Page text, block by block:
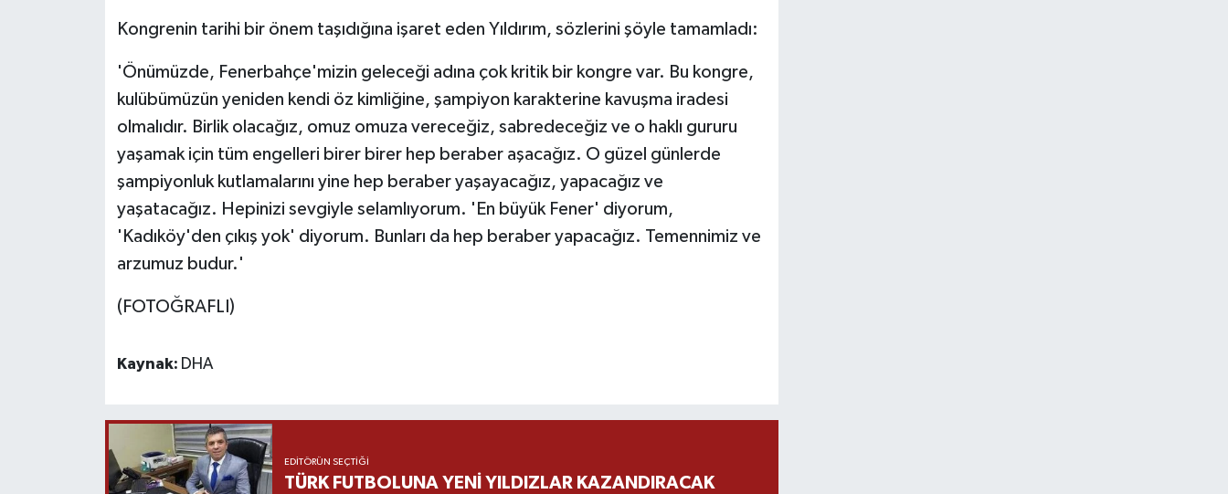
Kongrenin tarihi bir önem taşıdığına işaret eden Yıldırım, sözlerini şöyle tamamladı:
'Önümüzde, Fenerbahçe'mizin geleceği adına çok kritik bir kongre var. Bu kongre,
kulübümüzün yeniden kendi öz kimliğine, şampiyon karakterine kavuşma iradesi
olmalıdır. Birlik olacağız, omuz omuza vereceğiz, sabredeceğiz ve o haklı gururu
yaşamak için tüm engelleri birer birer hep beraber aşacağız. O güzel günlerde
şampiyonluk kutlamalarını yine hep beraber yaşayacağız, yapacağız ve
yaşatacağız. Hepinizi sevgiyle selamlıyorum. 'En büyük Fener' diyorum,
'Kadıköy'den çıkış yok' diyorum. Bunları da hep beraber yapacağız. Temennimiz ve
arzumuz budur.'
(FOTOĞRAFLI)
Kaynak: DHA
EDITÖRÜN SEÇTIĞI
TÜRK FUTBOLUNA YENİ YILDIZLAR KAZANDIRACAK